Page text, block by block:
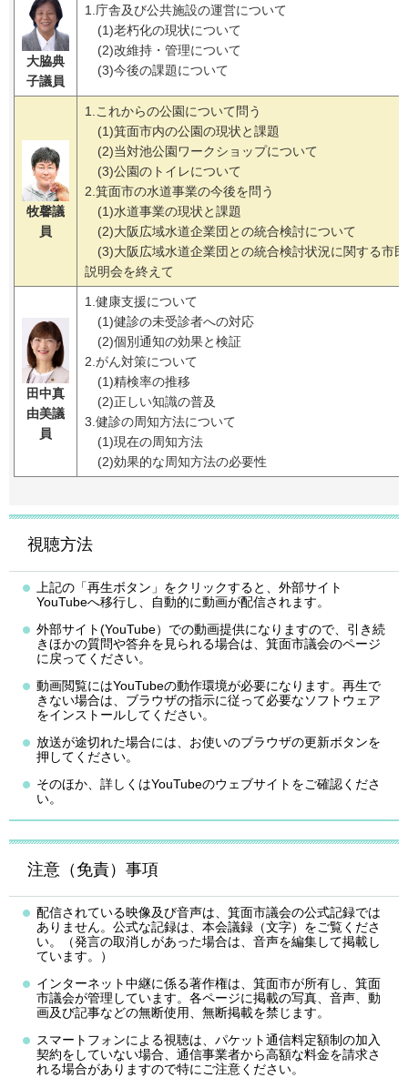
大脇典
子議員
1.庁舎及び公共施設の運営について
(1)老朽化の現状について
(2)改維持・管理について
(3)今後の課題について
牧馨議
員
1.これからの公園について問う
(1)箕面市内の公園の現状と課題
(2)当対池公園ワークショップについて
(3)公園のトイレについて
2.箕面市の水道事業の今後を問う
(1)水道事業の現状と課題
(2)大阪広域水道企業団との統合検討について
(3)大阪広域水道企業団との統合検討状況に関する市民
説明会を終えて
田中真
由美議
員
1.健康支援について
(1)健診の未受診者への対応
(2)個別通知の効果と検証
2.がん対策について
(1)精検率の推移
(2)正しい知識の普及
3.健診の周知方法について
(1)現在の周知方法
(2)効果的な周知方法の必要性
視聴方法
上記の「再生ボタン」をクリックすると、外部サイト
YouTubeへ移行し、自動的に動画が配信されます。
外部サイト(YouTube）での動画提供になりますので、引き続
きほかの質問や答弁を見られる場合は、箕面市議会のページ
に戻ってください。
動画閲覧にはYouTubeの動作環境が必要になります。再生で
きない場合は、ブラウザの指示に従って必要なソフトウェア
をインストールしてください。
放送が途切れた場合には、お使いのブラウザの更新ボタンを
押してください。
そのほか、詳しくはYouTubeのウェブサイトをご確認くださ
い。
注意（免責）事項
配信されている映像及び音声は、箕面市議会の公式記録では
ありません。公式な記録は、本会議録（文字）をご覧くださ
い。（発言の取消しがあった場合は、音声を編集して掲載し
ています。）
インターネット中継に係る著作権は、箕面市が所有し、箕面
市議会が管理しています。各ページに掲載の写真、音声、動
画及び記事などの無断使用、無断掲載を禁じます。
スマートフォンによる視聴は、パケット通信料定額制の加入
契約をしていない場合、通信事業者から高額な料金を請求さ
れる場合がありますので特にご注意ください。